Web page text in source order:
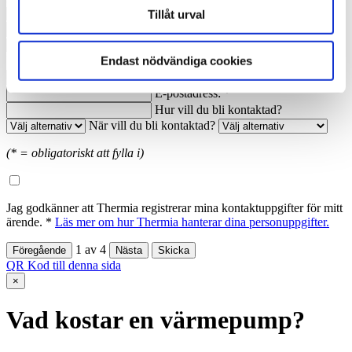
Tillåt urval
Endast nödvändiga cookies
Nuvarande årsförbrukning av energi:
Ort: *
Telefon dagtid: *
E-postadress: *
Hur vill du bli kontaktad?
När vill du bli kontaktad?
(* = obligatoriskt att fylla i)
Jag godkänner att Thermia registrerar mina kontaktuppgifter för mitt
ärende. * Läs mer om hur Thermia hanterar dina personuppgifter.
1 av 4
QR Kod till denna sida
×
Vad kostar en värmepump?